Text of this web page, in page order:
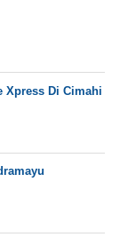
Xpress Di Cimahi